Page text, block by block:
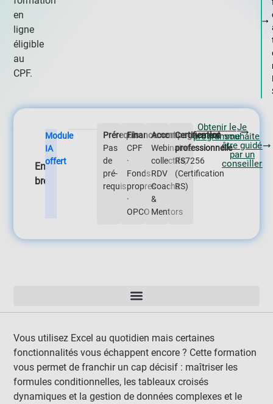
en
ligne
éligible
au
CPF.
En
bref
Module
IA
offert
Prérequis
Pas
de
pré-
requis
Financement
CPF
·
Fonds
propres
·
OPCO
Accompagnement
Webinaires
collectifs,
RDV
Coachs
&
Mentors
Certification
professionnelle
RS7256
(Certification
RS)
Obtenir le
programme
Je
souhaite
être guidé
par un
conseiller
Vous utilisez Excel au quotidien mais certaines
fonctionnalités vous échappent encore ? Cette formation
vous permet de franchir un cap décisif : maîtriser les
formules conditionnelles, les tableaux croisés
dynamiques et la gestion de données complexes et le